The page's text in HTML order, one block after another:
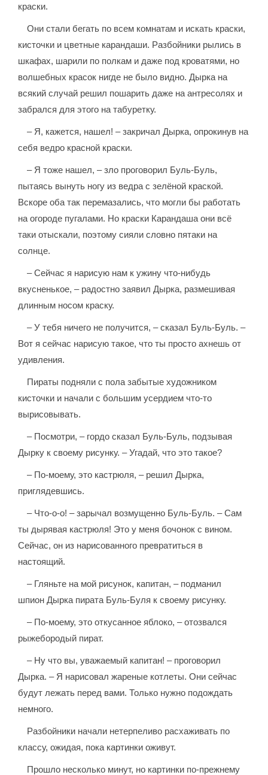
краски.
Они стали бегать по всем комнатам и искать краски,
кисточки и цветные карандаши. Разбойники рылись в
шкафах, шарили по полкам и даже под кроватями, но
волшебных красок нигде не было видно. Дырка на
всякий случай решил пошарить даже на антресолях и
забрался для этого на табуретку.
– Я, кажется, нашел! – закричал Дырка, опрокинув на
себя ведро красной краски.
– Я тоже нашел, – зло проговорил Буль-Буль,
пытаясь вынуть ногу из ведра с зелёной краской.
Вскоре оба так перемазались, что могли бы работать
на огороде пугалами. Но краски Карандаша они всё
таки отыскали, поэтому сияли словно пятаки на
солнце.
– Сейчас я нарисую нам к ужину что-нибудь
вкусненькое, – радостно заявил Дырка, размешивая
длинным носом краску.
– У тебя ничего не получится, – сказал Буль-Буль. –
Вот я сейчас нарисую такое, что ты просто ахнешь от
удивления.
Пираты подняли с пола забытые художником
кисточки и начали с большим усердием что-то
вырисовывать.
– Посмотри, – гордо сказал Буль-Буль, подзывая
Дырку к своему рисунку. – Угадай, что это такое?
– По-моему, это кастрюля, – решил Дырка,
приглядевшись.
– Что-о-о! – зарычал возмущенно Буль-Буль. – Сам
ты дырявая кастрюля! Это у меня бочонок с вином.
Сейчас, он из нарисованного превратиться в
настоящий.
– Гляньте на мой рисунок, капитан, – подманил
шпион Дырка пирата Буль-Буля к своему рисунку.
– По-моему, это откусанное яблоко, – отозвался
рыжебородый пират.
– Ну что вы, уважаемый капитан! – проговорил
Дырка. – Я нарисовал жареные котлеты. Они сейчас
будут лежать перед вами. Только нужно подождать
немного.
Разбойники начали нетерпеливо расхаживать по
классу, ожидая, пока картинки оживут.
Прошло несколько минут, но картинки по-прежнему